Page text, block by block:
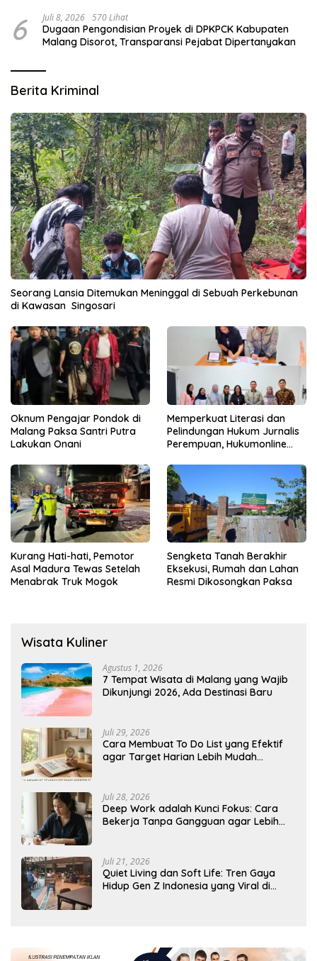
6 Juli 8, 2026 570 Lihat
Dugaan Pengondisian Proyek di DPKPCK Kabupaten
Malang Disorot, Transparansi Pejabat Dipertanyakan
Berita Kriminal
Seorang Lansia Ditemukan Meninggal di Sebuah Perkebunan
di Kawasan Singosari
Oknum Pengajar Pondok di
Malang Paksa Santri Putra
Lakukan Onani
Memperkuat Literasi dan
Pelindungan Hukum Jurnalis
Perempuan, Hukumonline
Gratis
Kurang Hati-hati, Pemotor
Asal Madura Tewas Setelah
Menabrak Truk Mogok
Sengketa Tanah Berakhir
Eksekusi, Rumah dan Lahan
Resmi Dikosongkan Paksa
Wisata Kuliner
Agustus 1, 2026
7 Tempat Wisata di Malang yang Wajib
Dikunjungi 2026, Ada Destinasi Baru
Juli 29, 2026
Cara Membuat To Do List yang Efektif
agar Target Harian Lebih Mudah
Juli 28, 2026
Deep Work adalah Kunci Fokus: Cara
Bekerja Tanpa Gangguan agar Lebih
Juli 21, 2026
Quiet Living dan Soft Life: Tren Gaya
Hidup Gen Z Indonesia yang Viral di